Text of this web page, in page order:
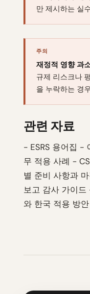
만 제시하는 실
주의
재정적 영향 과
규제 리스크나
을 누락하는 경
관련 자료
- ESRS 용어집 -
무 적용 사례 -
별 준비 사항과
보고 감사 가이
와 한국 적용 방안